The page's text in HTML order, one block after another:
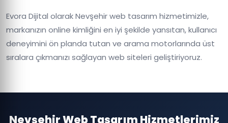
Evora Dijital olarak Nevşehir web tasarım hizmetimizle,
markanızın online kimliğini en iyi şekilde yansıtan, kullanıcı
deneyimini ön planda tutan ve arama motorlarında üst
sıralara çıkmanızı sağlayan web siteleri geliştiriyoruz.
Nevşehir Web Tasarım Hizmetlerimiz